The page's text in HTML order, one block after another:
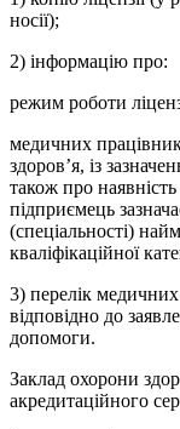
носії);
2) інформацію про:
режим роботи
медичних
здоров’я, із
також про наявність
підприємець
(спеціальності)
кваліфікаційної
3) перелік медичних
відповідно до
допомоги.
Заклад охорони
акредитаційного